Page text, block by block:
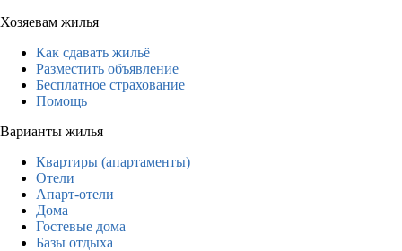
Хозяевам жилья
Как сдавать жильё
Разместить объявление
Бесплатное страхование
Помощь
Варианты жилья
Квартиры (апартаменты)
Отели
Апарт-отели
Дома
Гостевые дома
Базы отдыха